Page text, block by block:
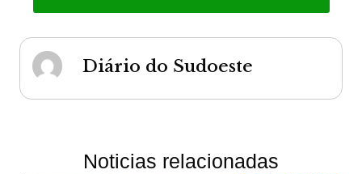
Diário do Sudoeste
Noticias relacionadas